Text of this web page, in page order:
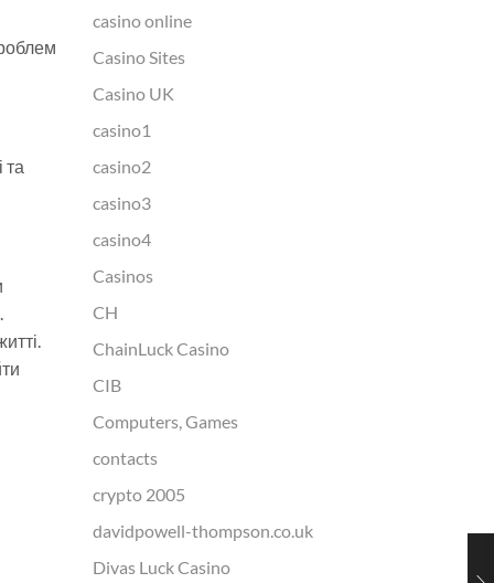
та
casino online
Casino Sites
Casino UK
casino1
casino2
casino3
casino4
Casinos
CH
ChainLuck Casino
CIB
Computers, Games
contacts
crypto 2005
davidpowell-thompson.co.uk
Divas Luck Casino